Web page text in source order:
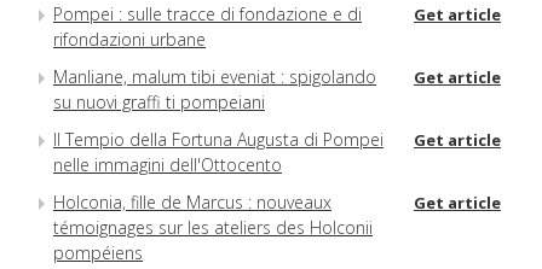
Pompei : sulle tracce di fondazione e di
rifondazioni urbane
Get article
Manliane, malum tibi eveniat : spigolando
su nuovi graffi ti pompeiani
Get article
Il Tempio della Fortuna Augusta di Pompei
nelle immagini dell'Ottocento
Get article
Holconia, fille de Marcus : nouveaux
témoignages sur les ateliers des Holconii
pompéiens
Get article